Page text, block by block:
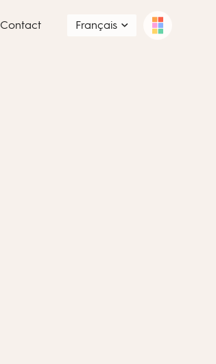
Contact Français